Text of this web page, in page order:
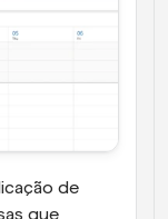
de
que